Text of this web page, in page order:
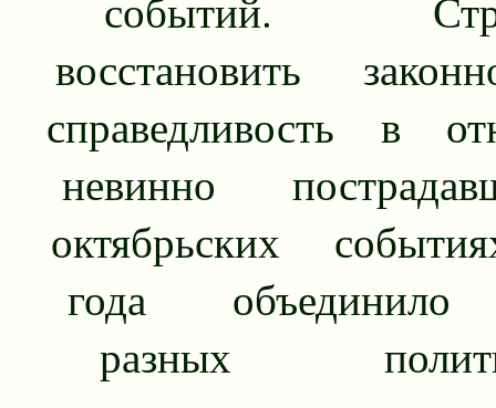
восстановить
справед­ливость в
невинно
октябрьских
года
разных